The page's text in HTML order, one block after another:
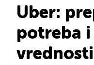
Uber:
potreba
vrednosti